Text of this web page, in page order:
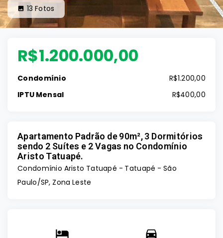
13 Fotos
R$1.200.000,00
Condomínio
R$1.200,00
IPTU Mensal
R$400,00
Apartamento Padrão de 90m², 3 Dormitórios
sendo 2 Suítes e 2 Vagas no Condomínio
Aristo Tatuapé.
Condomínio Aristo Tatuapé - Tatuapé - São
Paulo/SP, Zona Leste